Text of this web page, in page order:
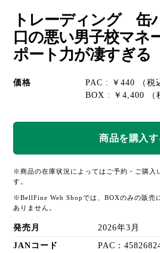
トレーディング 缶
口の悪い男子校マネ
ポート力が凄すぎる
価格
PAC : ￥440 （税
BOX : ￥4,400 （
※商品の在庫状況によってはご予約・ご購入
す。
※BellFine Web Shopでは、BOXのみの販売
ありません。
発売月 2026年3月
JANコード
PAC：